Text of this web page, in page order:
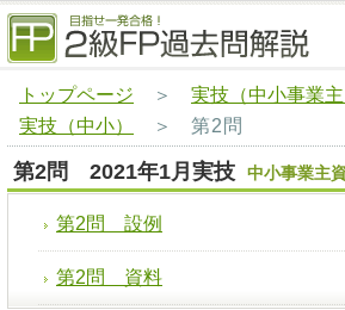
トップページ ＞ 実技（中小事業主
実技（中小）
＞ 第2問
第2問 2021年1月実技 中小事業主
第2問 設例
第2問 資料